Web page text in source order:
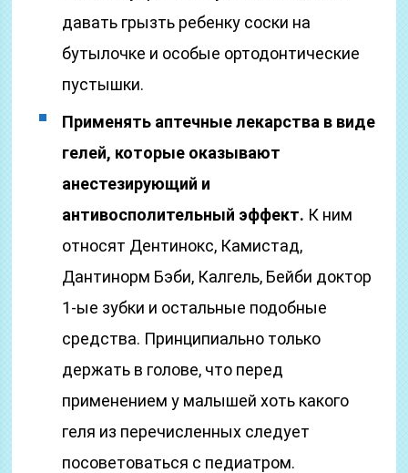
давать грызть ребенку соски на
бутылочке и особые ортодонтические
пустышки.
Применять аптечные лекарства в виде
гелей, которые оказывают
анестезирующий и
антивосполительный эффект. К ним
относят Дентинокс, Камистад,
Дантинорм Бэби, Калгель, Бейби доктор
1-ые зубки и остальные подобные
средства. Принципиально только
держать в голове, что перед
применением у малышей хоть какого
геля из перечисленных следует
посоветоваться с педиатром.